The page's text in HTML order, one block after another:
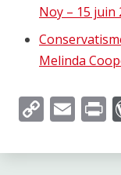
Noy – 15 juin
Melinda
Copy